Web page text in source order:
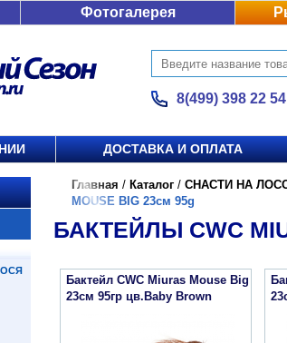
Фотогалерея
8(499) 398 22 54
ДОСТАВКА И ОПЛАТА
Главная / Каталог / СНАСТИ НА
MOUSE BIG 23см 95g
БАКТЕЙЛЫ CWC
Бактейл CWC Miuras Mouse Big
23см 95гр цв.Baby Brown